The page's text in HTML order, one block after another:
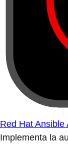
Red Hat Ansible
Implementa la